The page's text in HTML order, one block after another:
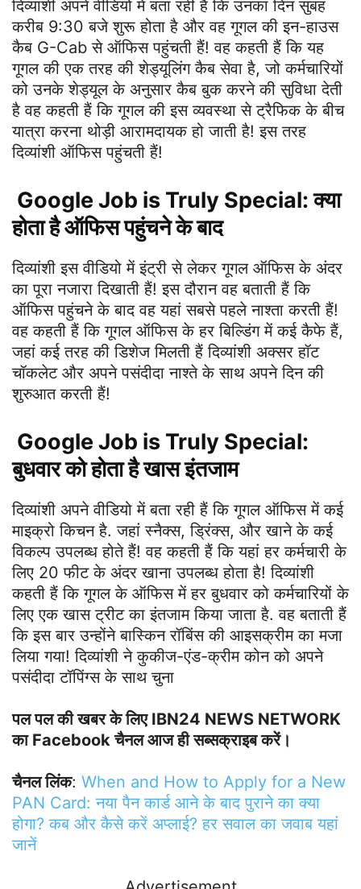
दिव्यांशी अपने वीडियो में बता रही हैं कि उनका दिन सुबह
करीब 9:30 बजे शुरू होता है और वह गूगल की इन-हाउस
कैब G-Cab से ऑफ‍िस पहुंचती हैं! वह कहती हैं कि यह
गूगल की एक तरह की शेड्यूलिंग कैब सेवा है, जो कर्मचारियों
को उनके शेड्यूल के अनुसार कैब बुक करने की सुविधा देती
है वह कहती हैं कि गूगल की इस व्‍यवस्‍था से ट्रैफिक के बीच
यात्रा करना थोड़ी आरामदायक हो जाती है! इस तरह
दिव्‍यांशी ऑफ‍िस पहुंचती हैं!
Google Job is Truly Special: क्‍या
होता है ऑफ‍िस पहुंचने के बाद
दिव्‍यांशी इस वीडियो में इंट्री से लेकर गूगल ऑफ‍िस के अंदर
का पूरा नजारा दिखाती हैं! इस दौरान वह बताती हैं कि
ऑफिस पहुंचने के बाद वह यहां सबसे पहले नाश्‍ता करती हैं!
वह कहती हैं कि गूगल ऑफ‍िस के हर बिल्डिंग में कई कैफे हैं,
जहां कई तरह की डिशेज मिलती हैं दिव्यांशी अक्सर हॉट
चॉकलेट और अपने पसंदीदा नाश्ते के साथ अपने दिन की
शुरुआत करती हैं!
Google Job is Truly Special:
बुधवार को होता है खास इंतजाम
दिव्‍यांशी अपने वीडियो में बता रही हैं कि गूगल ऑफ‍िस में कई
माइक्रो किचन है. जहां स्नैक्स, ड्रिंक्स, और खाने के कई
विकल्प उपलब्ध होते हैं! वह कहती हैं कि यहां हर कर्मचारी के
लिए 20 फीट के अंदर खाना उपलब्‍ध होता है! दिव्‍यांशी
कहती हैं कि गूगल के ऑफ‍िस में हर बुधवार को कर्मचारियों के
लिए एक खास ट्रीट का इंतजाम किया जाता है. वह बताती हैं
कि इस बार उन्‍होंने बास्किन रॉबिंस की आइसक्रीम का मजा
लिया गया! दिव्यांशी ने कुकीज-एंड-क्रीम कोन को अपने
पसंदीदा टॉपिंग्स के साथ चुना
पल पल की खबर के लिए IBN24 NEWS NETWORK
का Facebook चैनल आज ही सब्सक्राइब करें।
चैनल लिंक: When and How to Apply for a New
PAN Card: नया पैन कार्ड आने के बाद पुराने का क्या
होगा? कब और कैसे करें अप्लाई? हर सवाल का जवाब यहां
जानें